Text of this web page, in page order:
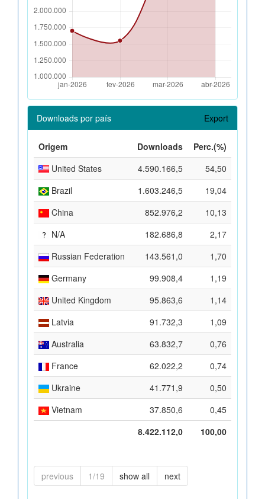
Downloads por país Export
Origem Downloads
Perc.(%)
United States
4.590.166,5
54,50
Brazil
1.603.246,5
19,04
China
852.976,2
10,13
N/A
182.686,8
2,17
Russian Federation
143.561,0
1,70
Germany
99.908,4
1,19
United Kingdom
95.863,6
1,14
Latvia
91.732,3
1,09
Australia
63.832,7
0,76
France
62.022,2
0,74
Ukraine
41.771,9
0,50
Vietnam
37.850,6
0,45
8.422.112,0
100,00
previous 1/19 show all next